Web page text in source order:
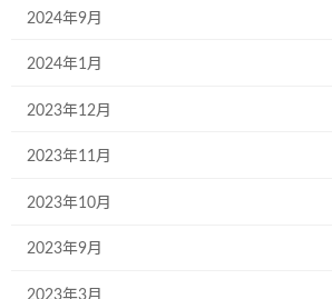
2024年9月
2024年1月
2023年12月
2023年11月
2023年10月
2023年9月
2023年3月